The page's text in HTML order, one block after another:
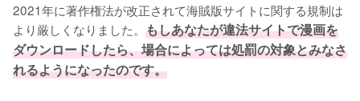
2021年に著作権法が改正されて海賊版サイトに関する規制は
より厳しくなりました。 もしあなたが違法サイトで漫画を
ダウンロードしたら、場合によっては処罰の対象とみなさ
れるようになったのです。